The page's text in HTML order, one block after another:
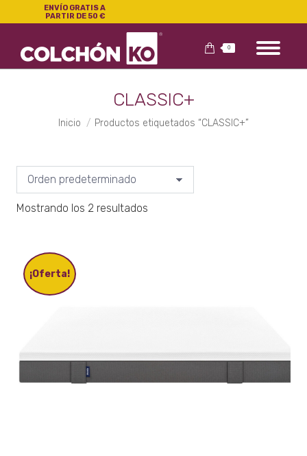
ENVÍO GRATIS A
PARTIR DE 50 €
0
CLASSIC+
Estás aquí:
Inicio Productos etiquetados “CLASSIC+”
Mostrando los 2 resultados
¡Oferta!